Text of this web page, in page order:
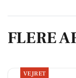
FLERE
VEJRET